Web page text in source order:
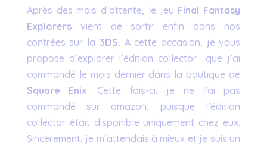
Après des mois d’attente, le jeu Final Fantasy
Explorersvient de sortir enfin dans nos
contrées sur la 3DS. A cette occasion, je vous
propose d’explorer l’édition collector que j’ai
commandé le mois dernier dans la boutique de
Square Enix. Cette fois-ci, je ne l’ai pas
commandé sur amazon, puisque l’édition
collector était disponible uniquement chez eux.
Sincèrement, je m’attendais à mieux et je suis un